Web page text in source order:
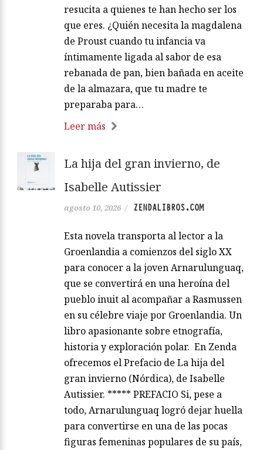
resucita a quienes te han hecho ser los
que eres. ¿Quién necesita la magdalena
de Proust cuando tu infancia va
íntimamente ligada al sabor de esa
rebanada de pan, bien bañada en aceite
de la almazara, que tu madre te
preparaba para…
Leer más
La hija del gran invierno, de
Isabelle Autissier
agosto 10, 2026 / ZENDALIBROS.COM
Esta novela transporta al lector a la
Groenlandia a comienzos del siglo XX
para conocer a la joven Arnarulunguaq,
que se convertirá en una heroína del
pueblo inuit al acompañar a Rasmussen
en su célebre viaje por Groenlandia. Un
libro apasionante sobre etnografía,
historia y exploración polar. En Zenda
ofrecemos el Prefacio de La hija del
gran invierno (Nórdica), de Isabelle
Autissier. ***** PREFACIO Si, pese a
todo, Arnarulunguaq logró dejar huella
para convertirse en una de las pocas
figuras femeninas populares de su país,